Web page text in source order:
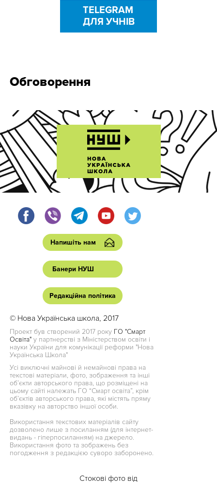
TELEGRAM
ДЛЯ УЧНІВ
Обговорення
Напишіть нам
Банери НУШ
Редакційна політика
© Нова Українська школа, 2017
Проект був створений 2017 року ГО "Смарт
Освіта" у партнерстві з Міністерством освіти і
науки України для комунікації реформи "Нова
Українська Школа"
Усі виключні майнові й немайнові права на
текстові матеріали, фото, зображення та інші
об’єкти авторського права, що розміщені на
цьому сайті належать ГО “Смарт освіта”, крім
об’єктів авторського права, які містять пряму
вказівку на авторство іншої особи.
Використання текстових матеріалів сайту
дозволено лише з посиланням (для інтернет-
видань - гіперпосиланням) на джерело.
Використання фото та зображень без
погодження з редакцією суворо заборонено.
Стокові фото від